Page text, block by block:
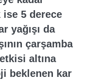
ise 5 derece
yağışı da
çarşamba
altına
beklenen kar